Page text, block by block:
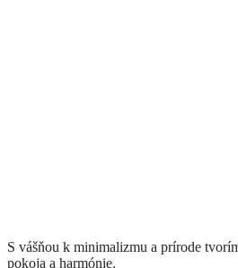
S vášňou k minimalizmu a prírode
pokoja a harmónie.